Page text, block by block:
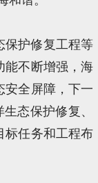
保护修复工程等
能不断增强，海
安全屏障，下一
态保护修复、
标任务和工程布